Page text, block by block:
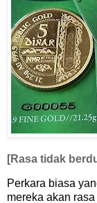
[Rasa tidak
Perkara biasa
mereka akan